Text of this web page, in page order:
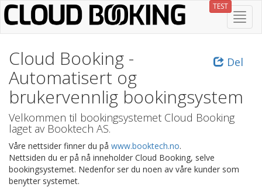
Gå
til
hovedinnhold
TEST
Skjul
/
Del
Cloud Booking -
Automatisert og
brukervennlig bookingsystem
Velkommen til bookingsystemet Cloud Booking
laget av Booktech AS.
Våre nettsider finner du på www.booktech.no.
Nettsiden du er på nå inneholder Cloud Booking, selve
bookingsystemet. Nedenfor ser du noen av våre kunder som
benytter systemet.